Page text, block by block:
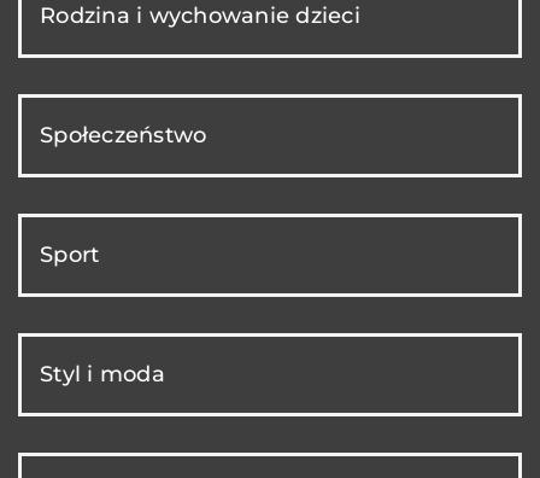
Rodzina i wychowanie dzieci
Społeczeństwo
Sport
Styl i moda